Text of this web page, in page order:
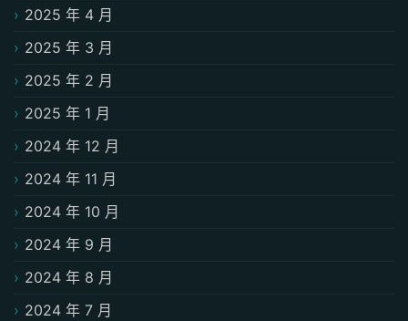
2025 年 4 月
2025 年 3 月
2025 年 2 月
2025 年 1 月
2024 年 12 月
2024 年 11 月
2024 年 10 月
2024 年 9 月
2024 年 8 月
2024 年 7 月